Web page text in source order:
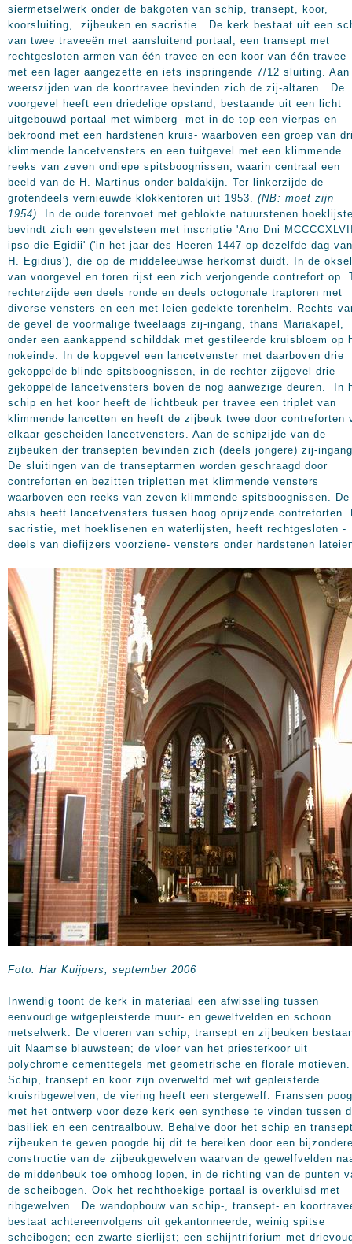
siermetselwerk onder de bakgoten van schip, transept, koor,
koorsluiting, zijbeuken en sacristie. De kerk bestaat uit een
van twee traveeën met aansluitend portaal, een transept met
rechtgesloten armen van één travee en een koor van één travee
met een lager aangezette en iets inspringende 7/12 sluiting. Aan
weerszijden van de koortravee bevinden zich de zij-altaren. De
voorgevel heeft een driedelige opstand, bestaande uit een licht
uitgebouwd portaal met wimberg -met in de top een vierpas en
bekroond met een hardstenen kruis- waarboven een groep van
klimmende lancetvensters en een tuitgevel met een klimmende
reeks van zeven ondiepe spitsboognissen, waarin centraal een
beeld van de H. Martinus onder baldakijn. Ter linkerzijde de
grotendeels vernieuwde klokkentoren uit 1953. (NB: moet zijn
1954).
In de oude torenvoet met geblokte natuurstenen
bevindt zich een gevelsteen met inscriptie 'Ano Dni
ipso die Egidii' ('in het jaar des Heeren 1447 op dezelfde dag
H. Egidius'), die op de middeleeuwse herkomst duidt. In de oksel
van voorgevel en toren rijst een zich verjongende contrefort op.
rechterzijde een deels ronde en deels octogonale traptoren met
diverse vensters en een met leien gedekte torenhelm. Rechts
de gevel de voormalige tweelaags zij-ingang, thans Mariakapel,
onder een aankappend schilddak met gestileerde kruisbloem op
nokeinde. In de kopgevel een lancetvenster met daarboven drie
gekoppelde blinde spitsboognissen, in de rechter zijgevel drie
gekoppelde lancetvensters boven de nog aanwezige deuren. In
schip en het koor heeft de lichtbeuk per travee een triplet van
klimmende lancetten en heeft de zijbeuk twee door contreforten
elkaar gescheiden lancetvensters. Aan de schipzijde van de
zijbeuken der transepten bevinden zich (deels jongere) zij-
De sluitingen van de transeptarmen worden geschraagd door
contreforten en bezitten tripletten met klimmende vensters
waarboven een reeks van zeven klimmende spitsboognissen. De
absis heeft lancetvensters tussen hoog oprijzende contreforten.
sacristie, met hoeklisenen en waterlijsten, heeft rechtgesloten -
deels van diefijzers voorziene- vensters onder hardstenen
Foto: Har Kuijpers, september 2006
Inwendig toont de kerk in materiaal een afwisseling tussen
eenvoudige witgepleisterde muur- en gewelfvelden en schoon
metselwerk. De vloeren van schip, transept en zijbeuken
uit Naamse blauwsteen; de vloer van het priesterkoor uit
polychrome cementtegels met geometrische en florale motieven.
Schip, transept en koor zijn overwelfd met wit gepleisterde
kruisribgewelven, de viering heeft een stergewelf. Franssen
met het ontwerp voor deze kerk een synthese te vinden tussen
basiliek en een centraalbouw. Behalve door het schip en
zijbeuken te geven poogde hij dit te bereiken door een
constructie van de zijbeukgewelven waarvan de gewelfvelden
de middenbeuk toe omhoog lopen, in de richting van de punten
de scheibogen. Ook het rechthoekige portaal is overkluisd met
ribgewelven. De wandopbouw van schip-, transept- en
bestaat achtereenvolgens uit gekantonneerde, weinig spitse
scheibogen; een zwarte sierlijst; een schijntriforium met